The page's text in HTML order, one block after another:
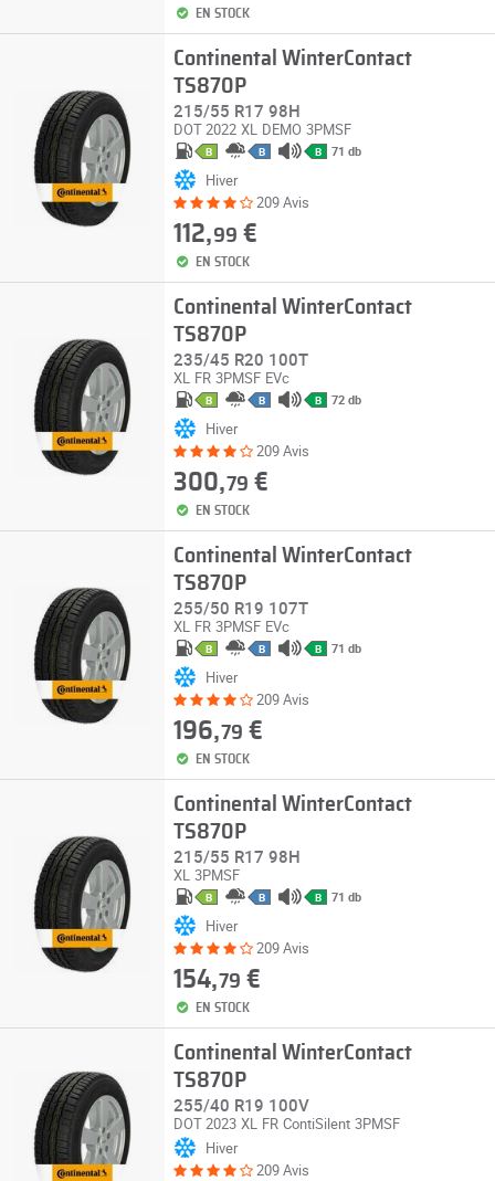
EN STOCK
Continental WinterContact
TS870P
215/55 R17 98H
DOT 2022 XL DEMO 3PMSF
B B B 71 db
Hiver
209 Avis
112,99 €
EN STOCK
Continental WinterContact
TS870P
235/45 R20 100T
XL FR 3PMSF EVc
B B B 72 db
Hiver
209 Avis
300,79 €
EN STOCK
Continental WinterContact
TS870P
255/50 R19 107T
XL FR 3PMSF EVc
B B B 71 db
Hiver
209 Avis
196,79 €
EN STOCK
Continental WinterContact
TS870P
215/55 R17 98H
XL 3PMSF
B B B 71 db
Hiver
209 Avis
154,79 €
EN STOCK
Continental WinterContact
TS870P
255/40 R19 100V
DOT 2023 XL FR ContiSilent 3PMSF
Hiver
209 Avis